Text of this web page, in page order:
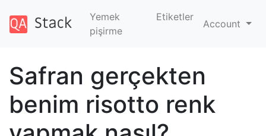
Yemek
pişirme
Etiketler
Account
Safran gerçekten
benim risotto renk